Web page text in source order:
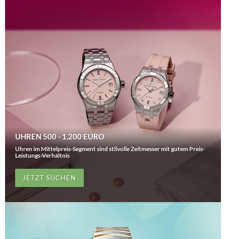
UHREN 500 - 1.200 EURO
Uhren im Mittelpreis-Segment sind stilvolle Zeitmesser mit gutem Preis-
Leistungs-Verhältnis
JETZT SUCHEN